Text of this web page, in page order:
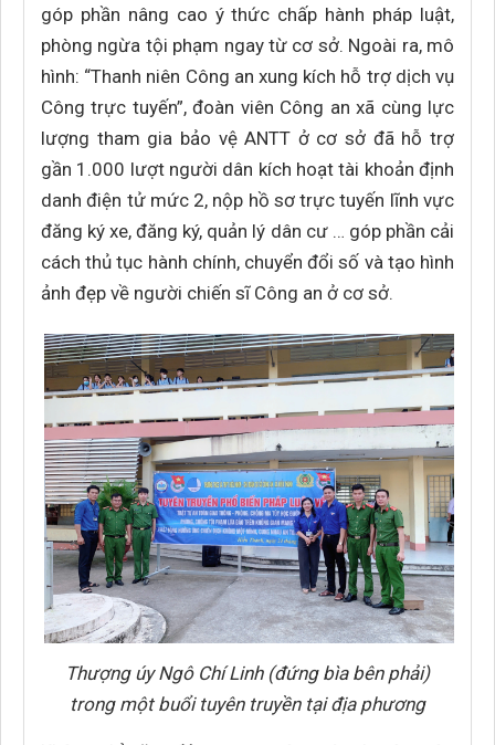
góp phần nâng cao ý thức chấp hành pháp luật,
phòng ngừa tội phạm ngay từ cơ sở. Ngoài ra, mô
hình: “Thanh niên Công an xung kích hỗ trợ dịch vụ
Công trực tuyến”, đoàn viên Công an xã cùng lực
lượng tham gia bảo vệ ANTT ở cơ sở đã hỗ trợ
gần 1.000 lượt người dân kích hoạt tài khoản định
danh điện tử mức 2, nộp hồ sơ trực tuyến lĩnh vực
đăng ký xe, đăng ký, quản lý dân cư … góp phần cải
cách thủ tục hành chính, chuyển đổi số và tạo hình
ảnh đẹp về người chiến sĩ Công an ở cơ sở.
Thượng úy Ngô Chí Linh (đứng bìa bên phải)
trong một buổi tuyên truyền tại địa phương